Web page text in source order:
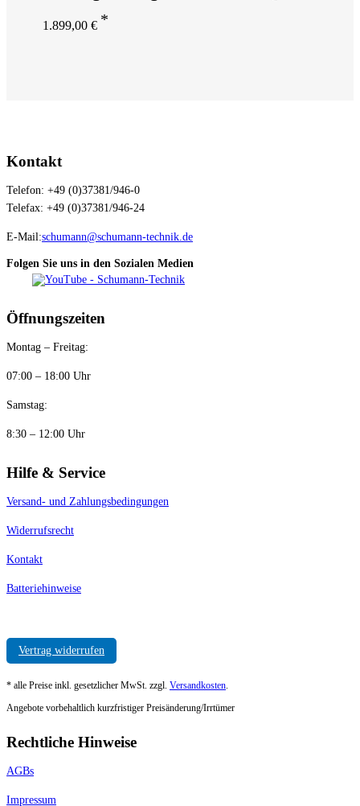
1.899,00 €
Kontakt
Telefon: +49 (0)37381/946-0
Telefax: +49 (0)37381/946-24
E-Mail:schumann@schumann-technik.de
Folgen Sie uns in den Sozialen Medien
Öffnungszeiten
Montag – Freitag:
07:00 – 18:00 Uhr
Samstag:
8:30 – 12:00 Uhr
Hilfe & Service
Versand- und Zahlungsbedingungen
Widerrufsrecht
Kontakt
Batteriehinweise
Vertrag widerrufen
* alle Preise inkl. gesetzlicher MwSt. zzgl. Versandkosten
Angebote vorbehaltlich kurzfristiger Preisänderung/Irrtümer
Rechtliche Hinweise
AGBs
Impressum